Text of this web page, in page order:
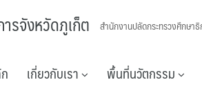
รจังหวัดภูเก็ต สำนักงานปลัดกระทรวงศึกษา
เกี่ยวกับเรา พื้นที่นวัตกรรม